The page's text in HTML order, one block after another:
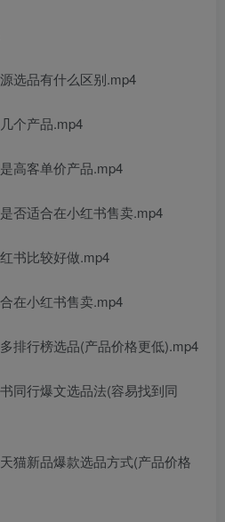
选品有什么区别.mp4
个产品.mp4
高客单价产品.mp4
否适合在小红书售卖.mp4
书比较好做.mp4
在小红书售卖.mp4
排行榜选品(产品价格更低).mp4
同行爆文选品法(容易找到同
猫新品爆款选品方式(产品价格